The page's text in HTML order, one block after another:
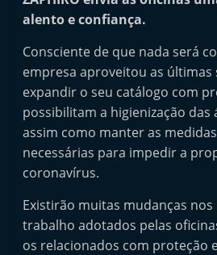
n
e
p
e
n
d
t
e
alento e confiança.
Consciente de que nada será
empresa aproveitou as últimas
expandir o seu catálogo com
possibilitam a higienização das
assim como manter as
necessárias para impedir a
coronavírus.
Existirão muitas mudanças
trabalho adotados pelas
os relacionados com proteção